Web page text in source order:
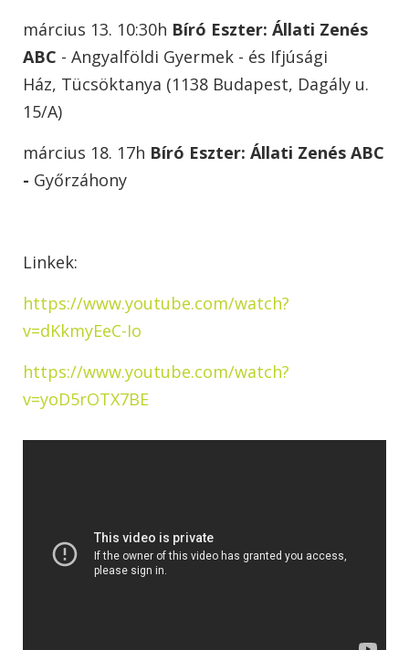
március 13. 10:30h Bíró Eszter: Állati Zenés
ABC - Angyalföldi Gyermek - és Ifjúsági
Ház, Tücsöktanya (1138 Budapest, Dagály u.
15/A)
március 18. 17h Bíró Eszter: Állati Zenés ABC
- Győrzáhony
Linkek:
https://www.youtube.com/watch?
v=dKkmyEeC-Io
https://www.youtube.com/watch?
v=yoD5rOTX7BE